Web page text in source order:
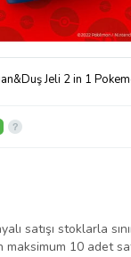
Jeli 2 in 1
satışı stoklarla
10 adet